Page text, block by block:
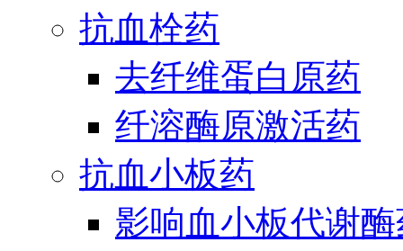
抗血栓药
去纤维蛋白原药
纤溶酶原激活药
抗血小板药
影响血小板代谢